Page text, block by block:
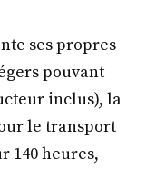
ses propres
pouvant
inclus), la
le transport
140 heures,